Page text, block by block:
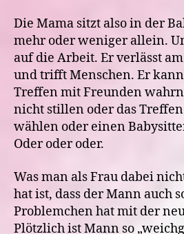
Die Mama sitzt also in der
mehr oder weniger allein.
auf die Arbeit. Er verlässt
und trifft Menschen. Er
Treffen mit Freunden
nicht stillen oder das
wählen oder einen
Oder oder oder.
Was man als Frau dabei
hat ist, dass der Mann auch
Problemchen hat mit der
Plötzlich ist Mann so